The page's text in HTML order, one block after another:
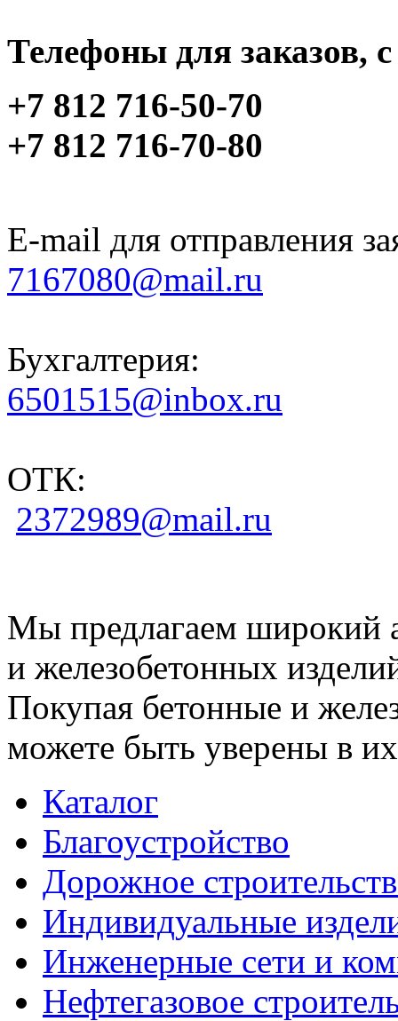
Телефоны для заказов,
+7 812 716-50-70
+7 812 716-70-80
E-mail для отправления
7167080@mail.ru
Бухгалтерия:
6501515@inbox.ru
ОТК:
2372989@mail.ru
Мы предлагаем широкий
и железобетонных
Покупая бетонные и
можете быть уверены в их
Каталог
Благоустройство
Дорожное
Индивидуальные
Инженерные сети и
Нефтегазовое